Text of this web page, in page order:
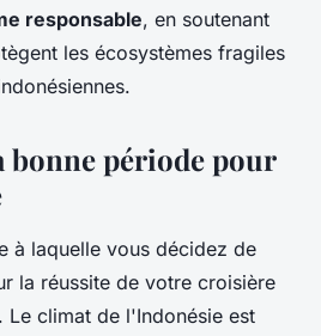
responsable, en soutenant
les écosystèmes fragiles
bonne période pour
à laquelle vous décidez de
la réussite de votre croisière
Le climat de l'Indonésie est